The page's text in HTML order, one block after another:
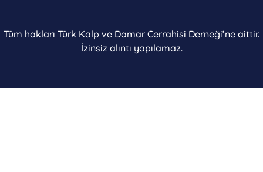
Tüm hakları Türk Kalp ve Damar Cerrahisi Derneği’ne aittir.
İzinsiz alıntı yapılamaz.